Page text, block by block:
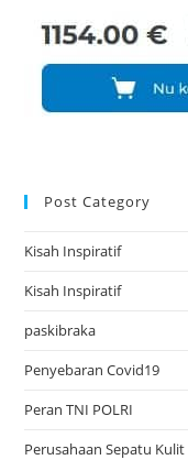
Post Category
Kisah Inspiratif
Kisah Inspiratif
paskibraka
Penyebaran Covid19
Peran TNI POLRI
Perusahaan Sepatu